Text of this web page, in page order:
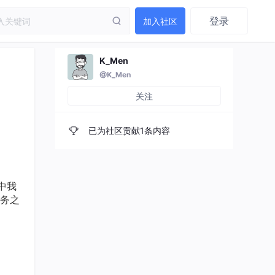
加入社区 登录
我
之
K_Men
@K_Men
关注
已为社区贡献1条内容